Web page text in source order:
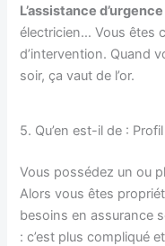
L’assistance
électricien… Vous êtes
d’intervention. Quand
soir, ça vaut de l’or.
5. Qu’en est-il de :
Vous possédez un ou
Alors vous êtes
besoins en assurance
: c’est plus compliqué